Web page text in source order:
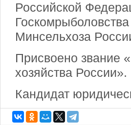
Российской
Минсельхоза
Присвоено звание
хозяйства России».
Кандидат